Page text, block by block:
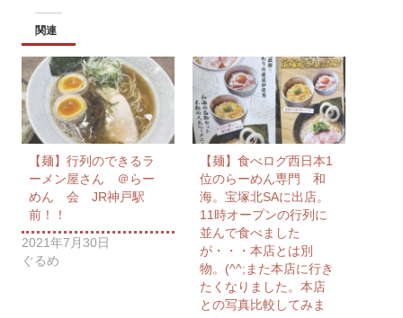
関連
【麺】行列のできるラ
ーメン屋さん ＠らー
めん 会 JR神戸駅
前！！
2021年7月30日
ぐるめ
【麺】食べログ西日本1
位のらーめん専門 和
海。宝塚北SAに出店。
11時オープンの行列に
並んで食べました
が・・・本店とは別
物。(^^;また本店に行き
たくなりました。本店
との写真比較してみま